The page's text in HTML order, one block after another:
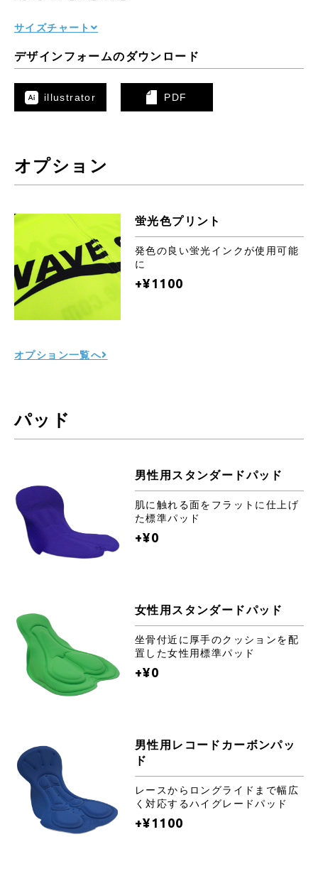
サイズチャート
デザインフォームのダウンロード
illustrator PDF
オプション
蛍光色プリント
発色の良い蛍光インクが使用可能
に
+¥1100
オプション一覧へ
パッド
男性用スタンダードパッド
肌に触れる面をフラットに仕上げ
た標準パッド
+¥0
女性用スタンダードパッド
坐骨付近に厚手のクッションを配
置した女性用標準パッド
+¥0
男性用レコードカーボンパッ
ド
レースからロングライドまで幅広
く対応するハイグレードパッド
+¥1100